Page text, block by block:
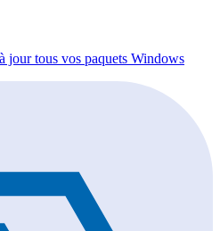
jour tous vos paquets Windows